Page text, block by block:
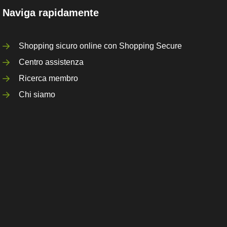
Naviga rapidamente
Shopping sicuro online con Shopping Secure
Centro assistenza
Ricerca membro
Chi siamo